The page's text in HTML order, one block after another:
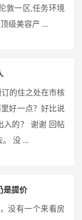
敦一区,任务环境
级美容产 ...
的住之处在市核
好一点？好比说
入的？ 谢谢 回帖
没 ...
是提价
没有一个来看房